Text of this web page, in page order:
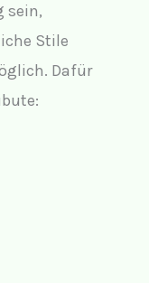
sein,
Stile
Dafür